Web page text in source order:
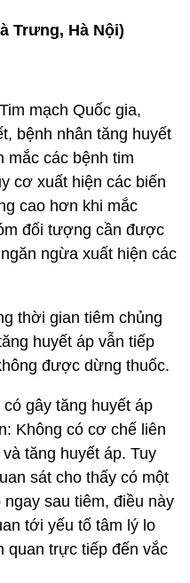
Trưng, Hà Nội)
mạch Quốc gia,
bệnh nhân tăng huyết
mắc các bệnh tim
cơ xuất hiện các biến
cao hơn khi mắc
đối tượng cần được
ngừa xuất hiện các
thời gian tiêm chủng
huyết áp vẫn tiếp
được dừng thuốc.
gây tăng huyết áp
Không có cơ chế liên
tăng huyết áp. Tuy
sát cho thấy có một
sau tiêm, điều này
tới yếu tố tâm lý lo
quan trực tiếp đến vắc